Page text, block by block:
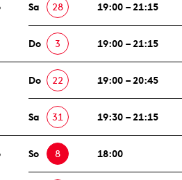
Sa 28 19:00 – 21:15
Do 3 19:00 – 21:15
Do 22 19:00 – 20:45
Sa 31 19:30 – 21:15
So 8 18:00